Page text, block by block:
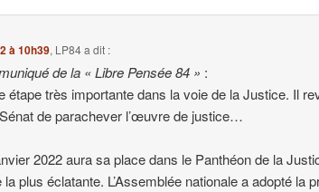
à 10h39, LP84a dit :
de la « Libre Pensée 84 » :
étape très importante dans la voie de la Justice. Il
de parachever l’œuvre de justice…
2022 aura sa place dans le Panthéon de la
plus éclatante. L’Assemblée nationale a adopté la